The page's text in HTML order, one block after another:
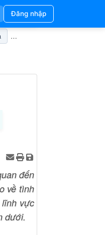
Đăng nhập
đến
về tình
vực
dưới.